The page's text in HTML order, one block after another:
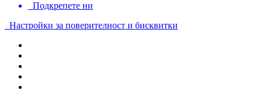
Подкрепете ни
Настройки за поверителност и бисквитки